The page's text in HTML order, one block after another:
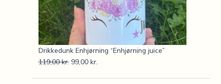
Drikkedunk Enhjørning “Enhjørning juice”
119,00kr. 99,00 kr.